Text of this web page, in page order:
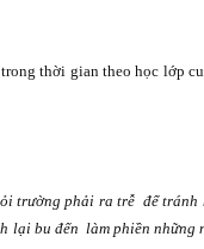
thời gian theo học lớp
trường phải ra trễ để tránh
lại bu đến làm phiền những